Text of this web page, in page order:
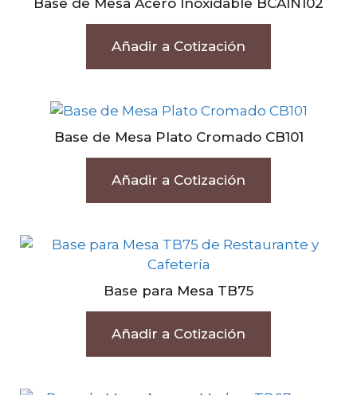
Base de Mesa Acero Inoxidable BCAIN102
Añadir a Cotización
Base de Mesa Plato Cromado CB101
Añadir a Cotización
Base para Mesa TB75
Añadir a Cotización